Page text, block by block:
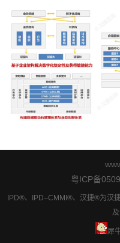
粤ICP备
IPD®、IPD–CMMI®、汉捷®为汉
犀